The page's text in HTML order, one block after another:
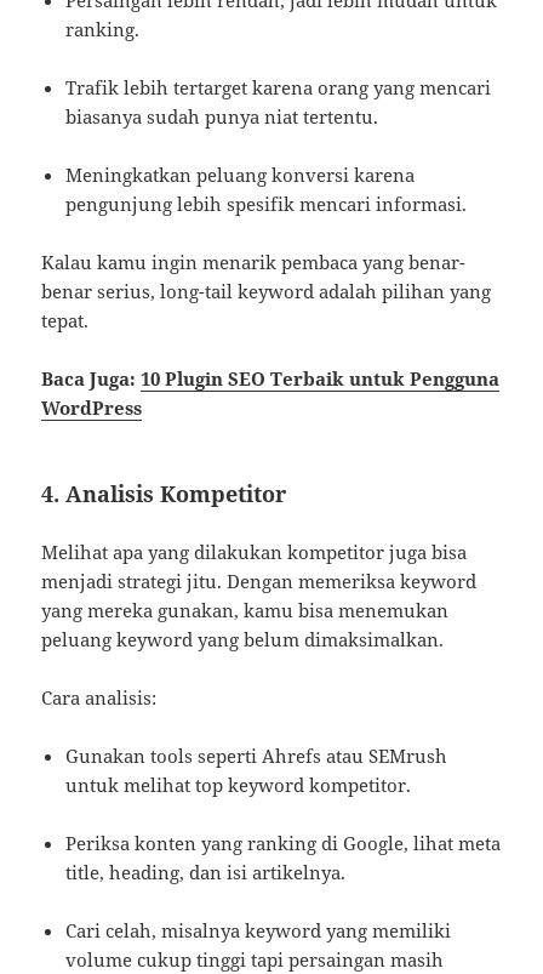
ranking.
Trafik lebih tertarget karena orang yang mencari
biasanya sudah punya niat tertentu.
Meningkatkan peluang konversi karena
pengunjung lebih spesifik mencari informasi.
Kalau kamu ingin menarik pembaca yang benar-
benar serius, long-tail keyword adalah pilihan yang
tepat.
Baca Juga:10 Plugin SEO Terbaik untuk Pengguna
WordPress
4. Analisis Kompetitor
Melihat apa yang dilakukan kompetitor juga bisa
menjadi strategi jitu. Dengan memeriksa keyword
yang mereka gunakan, kamu bisa menemukan
peluang keyword yang belum dimaksimalkan.
Cara analisis:
Gunakan tools seperti Ahrefs atau SEMrush
untuk melihat top keyword kompetitor.
Periksa konten yang ranking di Google, lihat meta
title, heading, dan isi artikelnya.
Cari celah, misalnya keyword yang memiliki
volume cukup tinggi tapi persaingan masih